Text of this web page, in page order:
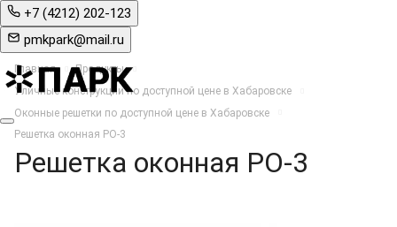
+7 (4212) 202-123
pmkpark@mail.ru
Главная
Продукты
Уличные конструкции по доступной цене в Хабаровске
Оконные решетки по доступной цене в Хабаровске
Решетка оконная РО-3
Решетка оконная РО-3